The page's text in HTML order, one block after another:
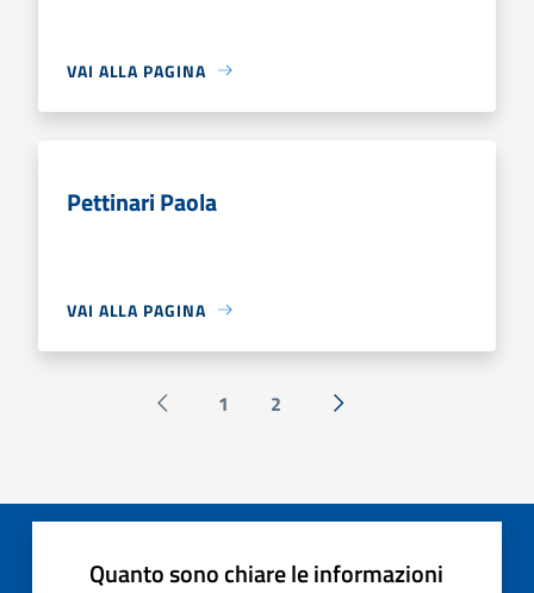
VAI ALLA PAGINA
Pettinari Paola
VAI ALLA PAGINA
Pagina precedente
1 2 Successiva »
Quanto sono chiare le informazioni